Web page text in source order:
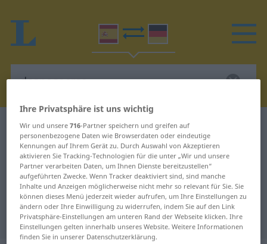
Spanisch-Deutsch Wörterbuch desposeerse
Spanisch-Deutsch Übersetzung für
"desposeerse"
"desposeerse" Deutsch
Übersetzung
Ihre Privatsphäre ist uns wichtig
Wir und unsere716-Partner speichern und greifen auf
personenbezogene Daten wie Browserdaten oder eindeutige
Kennungen auf Ihrem Gerät zu. Durch Auswahl von Akzeptieren
aktivieren Sie Tracking-Technologien für die unter „Wir und unsere
Partner verarbeiten Daten, um Ihnen Dienste bereitzustellen“
aufgeführten Zwecke. Wenn Tracker deaktiviert sind, sind manche
Inhalte und Anzeigen möglicherweise nicht mehr so relevant für Sie. Sie
können dieses Menü jederzeit wieder aufrufen, um Ihre Einstellungen zu
ändern oder Ihre Einwilligung zu widerrufen, indem Sie auf den Link
Privatsphäre-Einstellungen am unteren Rand der Webseite klicken. Ihre
Einstellungen gelten innerhalb unseres Website. Weitere Informationen
finden Sie in unserer Datenschutzerklärung.